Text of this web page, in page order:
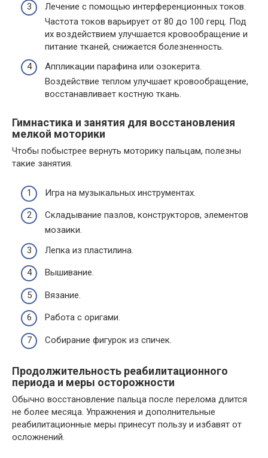
Лечение с помощью интерференционных токов.
Частота токов варьирует от 80 до 100 герц. Под
их воздействием улучшается кровообращение и
питание тканей, снижается болезненность.
Аппликации парафина или озокерита.
Воздействие теплом улучшает кровообращение,
восстанавливает костную ткань.
Гимнастика и занятия для восстановления
мелкой моторики
Чтобы побыстрее вернуть моторику пальцам, полезны
такие занятия.
Игра на музыкальных инструментах.
Складывание пазлов, конструкторов, элементов
мозаики.
Лепка из пластилина.
Вышивание.
Вязание.
Работа с оригами.
Собирание фигурок из спичек.
Продолжительность реабилитационного
периода и меры осторожности
Обычно восстановление пальца после перелома длится
не более месяца. Упражнения и дополнительные
реабилитационные меры принесут пользу и избавят от
осложнений.